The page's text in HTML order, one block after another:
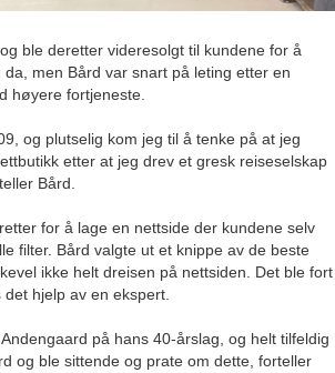
ble deretter videresolgt til kundene for å
men Bård var snart på leting etter en
høyere fortjeneste.
og plutselig kom jeg til å tenke på at jeg
etter at jeg drev et gresk reiseselskap
Bård.
for å lage en nettside der kundene selv
filter. Bård valgte ut et knippe av de beste
ikke helt dreisen på nettsiden. Det ble fort
hjelp av en ekspert.
på hans 40-årslag, og helt tilfeldig
og ble sittende og prate om dette, forteller